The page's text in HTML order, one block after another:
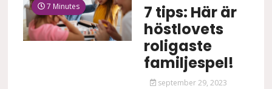
7 Minutes
7 tips: Här är
höstlovets
roligaste
familjespel!
september 29, 2023